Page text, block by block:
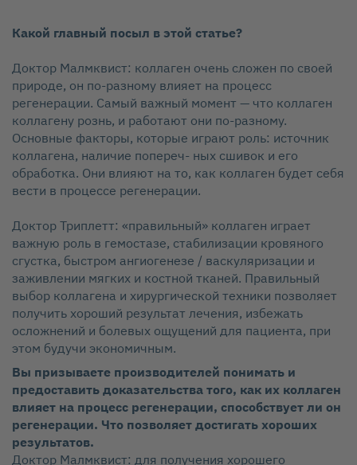
Какой главный посыл в этой статье?
Доктор Малмквист: коллаген очень сложен по своей
природе, он по‑разному влияет на процесс
регенерации. Самый важный момент — что коллаген
коллагену рознь, и работают они по‑разному.
Основные факторы, которые играют роль: источник
коллагена, наличие попереч‑ ных сшивок и его
обработка. Они влияют на то, как коллаген будет себя
вести в процессе регенерации.
Доктор Триплетт: «правильный» коллаген играет
важную роль в гемостазе, стабилизации кровяного
сгустка, быстром ангиогенезе / васкуляризации и
заживлении мягких и костной тканей. Правильный
выбор коллагена и хирургической техники позволяет
получить хороший результат лечения, избежать
осложнений и болевых ощущений для пациента, при
этом будучи экономичным.
Вы призываете производителей понимать и
предоставить доказательства того, как их коллаген
влияет на процесс регенерации, способствует ли он
регенерации. Что позволяет достигать хороших
результатов.
Доктор Малмквист: для получения хорошего